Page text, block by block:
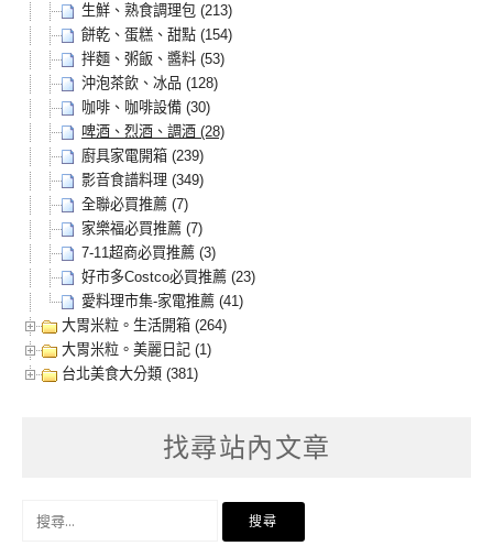
生鮮、熟食調理包 (213)
餅乾、蛋糕、甜點 (154)
拌麵、粥飯、醬料 (53)
沖泡茶飲、冰品 (128)
咖啡、咖啡設備 (30)
啤酒、烈酒、調酒 (28)
廚具家電開箱 (239)
影音食譜料理 (349)
全聯必買推薦 (7)
家樂福必買推薦 (7)
7-11超商必買推薦 (3)
好市多Costco必買推薦 (23)
愛料理市集-家電推薦 (41)
大胃米粒。生活開箱 (264)
大胃米粒。美麗日記 (1)
台北美食大分類 (381)
找尋站內文章